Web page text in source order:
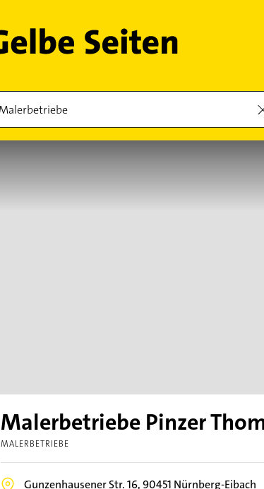
Malerbetriebe Pinzer
MALERBETRIEBE
Gunzenhausener Str. 16,90451 Nürnberg-Eibach